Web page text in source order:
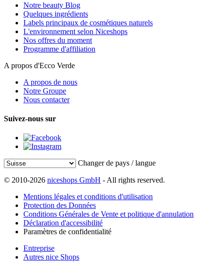
Notre beauty Blog
Quelques ingrédients
Labels principaux de cosmétiques naturels
L'environnement selon Niceshops
Nos offres du moment
Programme d'affiliation
A propos d'Ecco Verde
A propos de nous
Notre Groupe
Nous contacter
Suivez-nous sur
Changer de pays / langue
© 2010-2026 niceshops GmbH - All rights reserved.
Mentions légales et conditions d'utilisation
Protection des Données
Conditions Générales de Vente et politique d'annulation
Déclaration d'accessibilité
Paramètres de confidentialité
Entreprise
Autres nice Shops